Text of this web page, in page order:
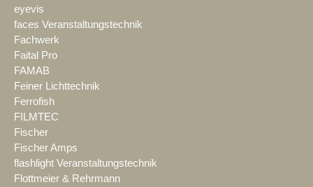
eyevis
faces Veranstaltungstechnik
Fachwerk
Faital Pro
FAMAB
Feiner Lichttechnik
Ferrofish
FILMTEC
Fischer
Fischer Amps
flashlight Veranstaltungstechnik
Flottmeier & Rehrmann